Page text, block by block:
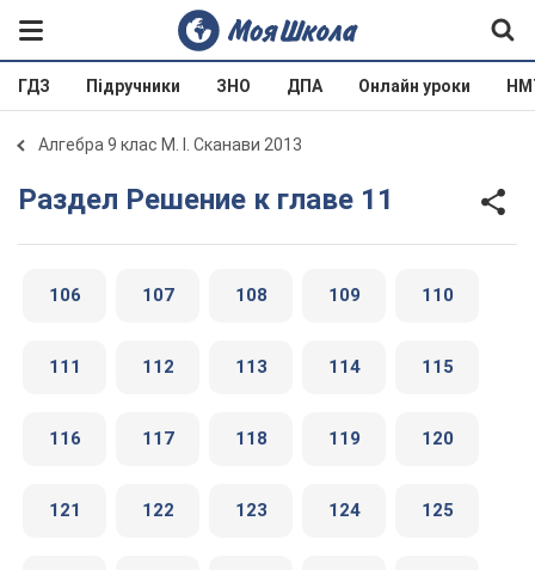
ГДЗ Підручники ЗНО ДПА Онлайн уроки
Алгебра 9 клас М. І. Сканави 2013
Раздел Решение к главе 11
106 107 108 109 110
111 112 113 114 115
116 117 118 119 120
121 122 123 124 125